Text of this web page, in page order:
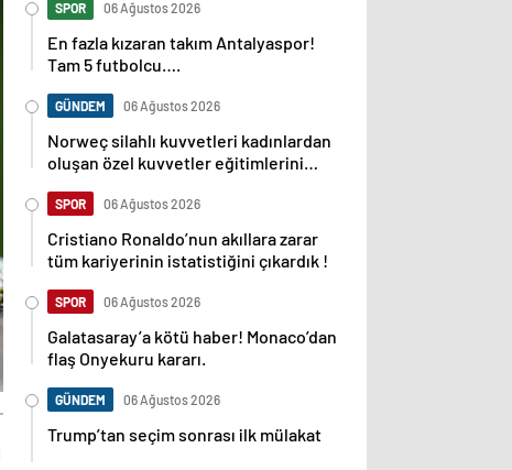
SPOR 06 Ağustos 2026
En fazla kızaran takım Antalyaspor!
Tam 5 futbolcu….
GÜNDEM 06 Ağustos 2026
Norweç silahlı kuvvetleri kadınlardan
oluşan özel kuvvetler eğitimlerini
SPOR 06 Ağustos 2026
Cristiano Ronaldo’nun akıllara zarar
tüm kariyerinin istatistiğini çıkardık !
SPOR 06 Ağustos 2026
Galatasaray’a kötü haber! Monaco’dan
flaş Onyekuru kararı.
GÜNDEM 06 Ağustos 2026
Trump’tan seçim sonrası ilk mülakat